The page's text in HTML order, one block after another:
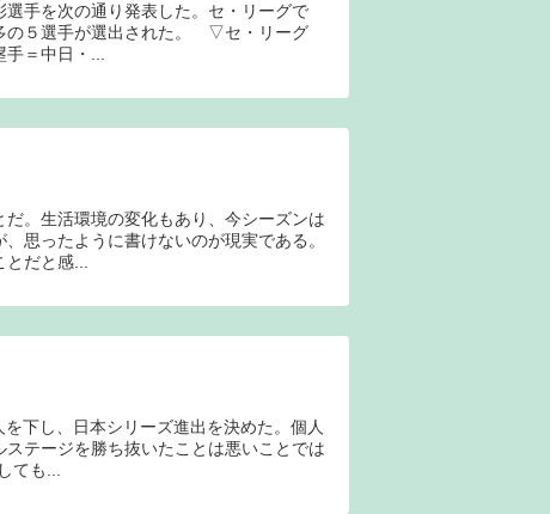
手を次の通り発表した。セ・リーグで
の５選手が選出された。 ▽セ・リーグ
手＝中日・...
。生活環境の変化もあり、今シーズンは
思ったように書けないのが現実である。
とだと感...
下し、日本シリーズ進出を決めた。個人
テージを勝ち抜いたことは悪いことでは
ても...